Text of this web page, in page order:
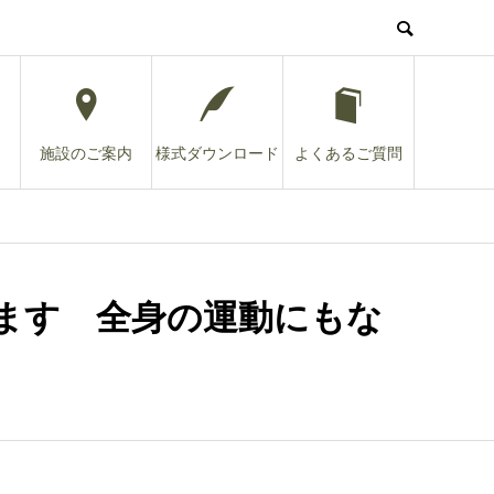
施設のご案内 様式ダウンロード よくあるご質問
す 全身の運動にもな